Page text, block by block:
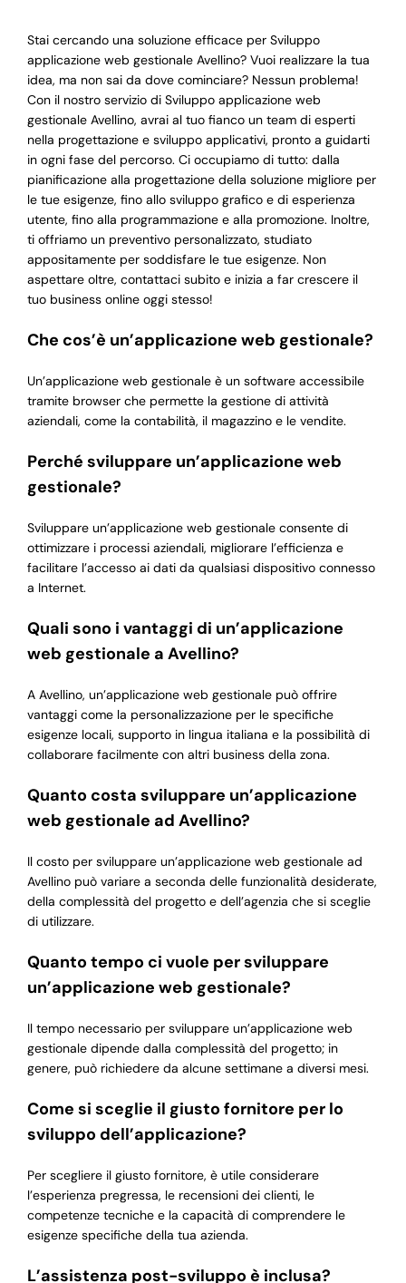
Stai cercando una soluzione efficace per Sviluppo
applicazione web gestionale Avellino? Vuoi realizzare la tua
idea, ma non sai da dove cominciare? Nessun problema!
Con il nostro servizio di Sviluppo applicazione web
gestionale Avellino, avrai al tuo fianco un team di esperti
nella progettazione e sviluppo applicativi, pronto a guidarti
in ogni fase del percorso. Ci occupiamo di tutto: dalla
pianificazione alla progettazione della soluzione migliore per
le tue esigenze, fino allo sviluppo grafico e di esperienza
utente, fino alla programmazione e alla promozione. Inoltre,
ti offriamo un preventivo personalizzato, studiato
appositamente per soddisfare le tue esigenze. Non
aspettare oltre, contattaci subito e inizia a far crescere il
tuo business online oggi stesso!
Che cos’è un’applicazione web gestionale?
Un’applicazione web gestionale è un software accessibile
tramite browser che permette la gestione di attività
aziendali, come la contabilità, il magazzino e le vendite.
Perché sviluppare un’applicazione web
gestionale?
Sviluppare un’applicazione web gestionale consente di
ottimizzare i processi aziendali, migliorare l’efficienza e
facilitare l’accesso ai dati da qualsiasi dispositivo connesso
a Internet.
Quali sono i vantaggi di un’applicazione
web gestionale a Avellino?
A Avellino, un’applicazione web gestionale può offrire
vantaggi come la personalizzazione per le specifiche
esigenze locali, supporto in lingua italiana e la possibilità di
collaborare facilmente con altri business della zona.
Quanto costa sviluppare un’applicazione
web gestionale ad Avellino?
Il costo per sviluppare un’applicazione web gestionale ad
Avellino può variare a seconda delle funzionalità desiderate,
della complessità del progetto e dell’agenzia che si sceglie
di utilizzare.
Quanto tempo ci vuole per sviluppare
un’applicazione web gestionale?
Il tempo necessario per sviluppare un’applicazione web
gestionale dipende dalla complessità del progetto; in
genere, può richiedere da alcune settimane a diversi mesi.
Come si sceglie il giusto fornitore per lo
sviluppo dell’applicazione?
Per scegliere il giusto fornitore, è utile considerare
l’esperienza pregressa, le recensioni dei clienti, le
competenze tecniche e la capacità di comprendere le
esigenze specifiche della tua azienda.
L’assistenza post-sviluppo è inclusa?